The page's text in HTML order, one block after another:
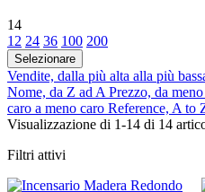
14
12 24 36 100 200
Selezionare
Vendite, dalla più alta alla più
Nome, da Z ad A Prezzo, da
caro a meno caro Reference, A to
Visualizzazione di 1-14 di 14
Filtri attivi